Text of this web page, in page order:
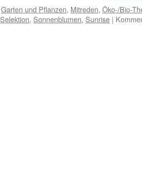
Garten und Pflanzen, Mitreden, Öko-/Bio-
Selektion, Sonnenblumen, Sunrise |